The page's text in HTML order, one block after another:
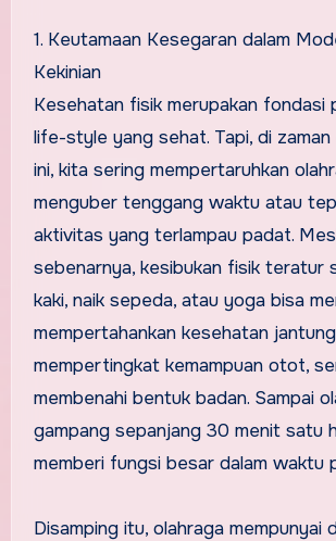
1. Keutamaan Kesegaran dalam
Kekinian
Kesehatan fisik merupakan fondasi
life-style yang sehat. Tapi, di
ini, kita sering mempertaruhkan
menguber tenggang waktu atau
aktivitas yang terlampau padat.
sebenarnya, kesibukan fisik teratur
kaki, naik sepeda, atau yoga bisa
mempertahankan kesehatan
mempertingkat kemampuan otot,
membenahi bentuk badan. Sampai
gampang sepanjang 30 menit satu
memberi fungsi besar dalam waktu
Disamping itu, olahraga mempunyai